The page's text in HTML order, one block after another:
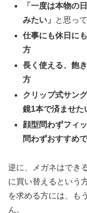
「一度は本物の
みたい」
と思っ
仕事にも休日に
方
長く使える、飽
方
クリップ式サン
鏡1本で済ませた
顔型問わずフィ
問わずおすすめ
逆に、メガネはでき
に買い替えるという
を求める方には、も
ん。